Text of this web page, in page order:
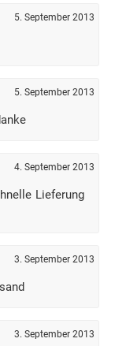
5. September 2013
5. September 2013
4. September 2013
Lieferung
3. September 2013
3. September 2013